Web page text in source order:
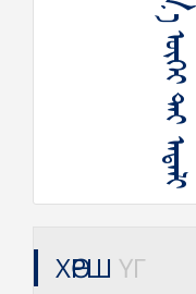
ᠦᠨ᠎ᠡ ᠦᠭᠡᠢ ᠲᠡᠢ ᠠᠳᠠᠯᠢ
ХӨРШ ҮГ